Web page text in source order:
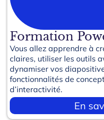
Formation
Vous allez apprendre à
claires, utiliser les outils
dynamiser vos
fonctionnalités de
d’interactivité.
En